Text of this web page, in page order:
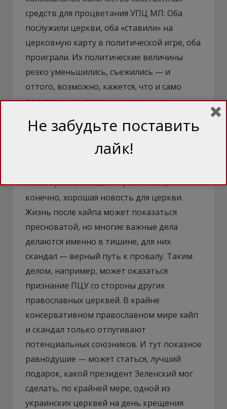
средств для процветания УПЦ МП. Оба
послужили церкви, оба «ставили» на
церковную карту в политической игре, оба
проиграли. Их политические величины
резко уменьшились, съежились — и
оттого, возможно, кажется, что и само
политическое давление на церковь
Это, конечно, слишком благодушные
мысли. Но то, что после бурных событий
некоторого затишья — факт. И это,
конечно, хорошая новость для церкви.
Жизнь после хайпа может показаться
пресноватой, но многие важные дела
делаются именно в тишине, для них
скандал — верный путь к провалу. Таким
делом, например, может оказаться
признание ПЦУ со стороны других
православных церквей. В крайне
консервативном православном мире хайп
и скандал только отпугивают
потенциальных союзников. И тут показное
равнодушие — может статься, лучший
подарок, какой президент Зеленский мог
сделать, по крайней мере, одной из
украинских церквей на день крещения
Не забудьте поставить
лайк!